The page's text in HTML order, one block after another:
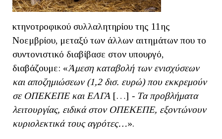
κτηνοτροφικού συλλαλητηρίου της 11ης
Νοεμβρίου, μεταξύ των άλλων αιτημάτων που το
συντονιστικό διαβίβασε στον υπουργό,
διαβάζουμε: «Άμεση καταβολή των ενισχύσεων
και αποζημιώσεων (1,2 δισ. ευρώ) που εκκρεμούν
σε ΟΠΕΚΕΠΕ και ΕΛΓΑ […] - Τα προβλήματα
λειτουργίας, ειδικά στον ΟΠΕΚΕΠΕ, εξοντώνουν
κυριολεκτικά τους αγρότες…».